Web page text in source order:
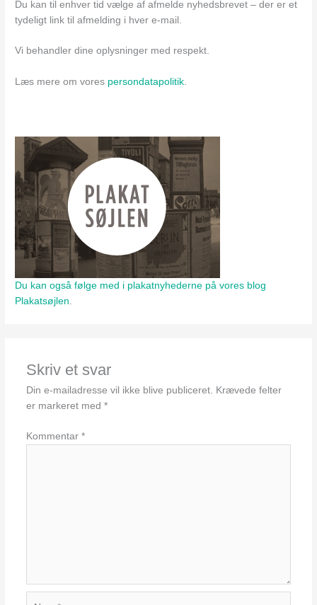
Du kan til enhver tid vælge af afmelde nyhedsbrevet – der er et
tydeligt link til afmelding i hver e-mail.
Vi behandler dine oplysninger med respekt.
Læs mere om vores persondatapolitik.
Du kan også følge med i plakatnyhederne på vores blog
Plakatsøjlen.
Skriv et svar
Din e-mailadresse vil ikke blive publiceret. Krævede felter
er markeret med *
Kommentar *